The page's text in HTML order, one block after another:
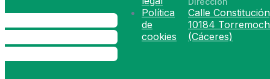
Política
de
cookies
Calle
10184
(Cáceres)